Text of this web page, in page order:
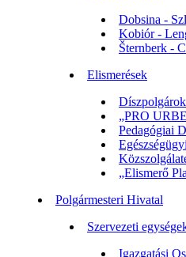
Dobsina -
Kobiór -
Šternberk -
Elismerések
Díszpolgárok
„PRO
Pedagógiai
„Elismerő
Polgármesteri Hivatal
Szervezeti
Igazgatási